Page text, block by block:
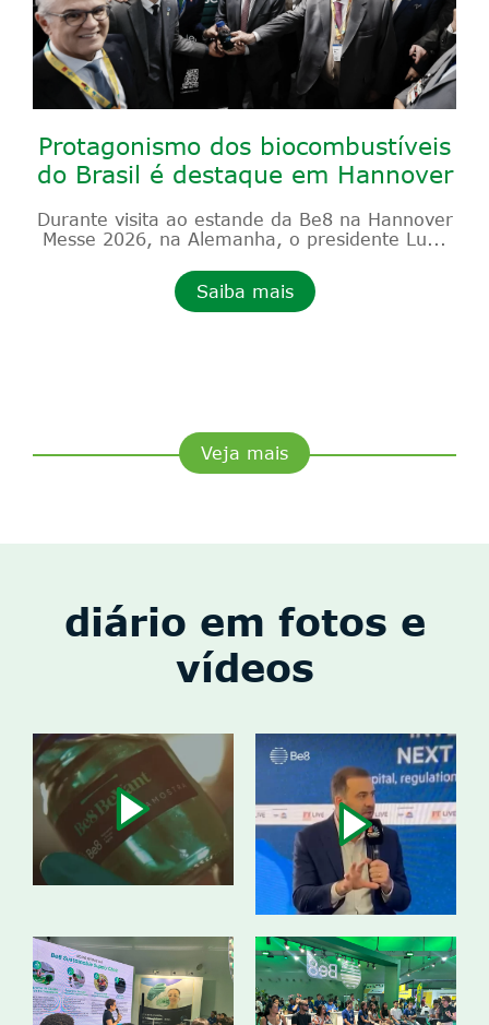
Protagonismo dos biocombustíveis
do Brasil é destaque em Hannover
Durante visita ao estande da Be8 na Hannover
Messe 2026, na Alemanha, o presidente Lu...
Saiba mais
Veja mais
diário em fotos e
vídeos